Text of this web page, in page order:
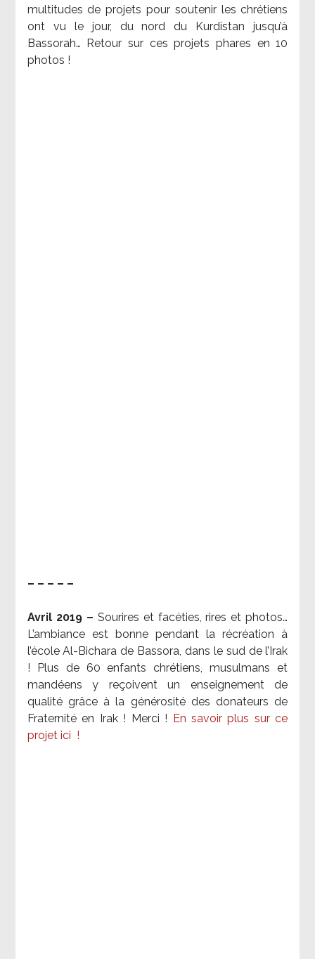
multitudes de projets pour soutenir les chrétiens
ont vu le jour, du nord du Kurdistan jusqu’à
Bassorah… Retour sur ces projets phares en 10
photos !
– – – – –
Avril 2019 – Sourires et facéties, rires et photos…
L’ambiance est bonne pendant la récréation à
l’école Al-Bichara de Bassora, dans le sud de l’Irak
! Plus de 60 enfants chrétiens, musulmans et
mandéens y reçoivent un enseignement de
qualité grâce à la générosité des donateurs de
Fraternité en Irak ! Merci ! En savoir plus sur ce
projet ici !